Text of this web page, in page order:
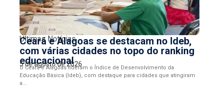
Últimas Notícias
Ceará e Alagoas se destacam no Ideb,
com várias cidades no topo do ranking
educacional
5 de agosto de 2026
O Ceará e Alagoas lideram o Índice de Desenvolvimento da
Educação Básica (Ideb), com destaque para cidades que atingiram
a...